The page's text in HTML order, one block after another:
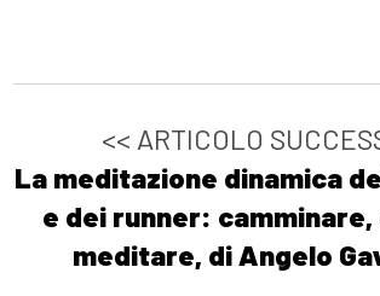
<< ARTICOLO
La meditazione dinamica
e dei runner:
meditare, di Angelo